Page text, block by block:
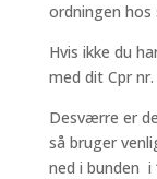
ordningen
Hvis ikke du
med dit Cpr
Desværre er
så bruger
ned i bunden i